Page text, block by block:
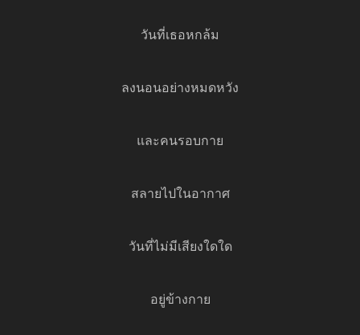
วันที่เธอหกล้ม
ลงนอนอย่างหมดหวัง
และคนรอบกาย
สลายไปในอากาศ
วันที่ไม่มีเสียงใดใด
อยู่ข้างกาย